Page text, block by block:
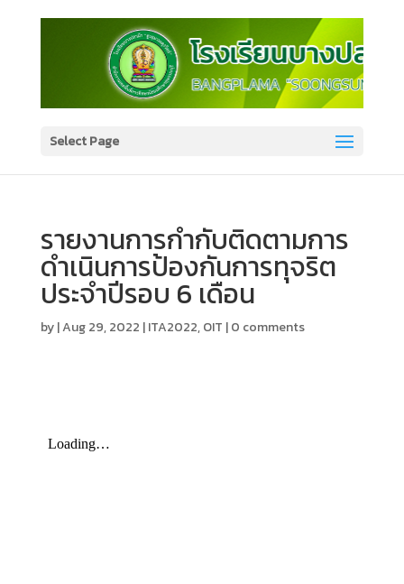
Select Page
รายงานการกำกับติดตามการ
ดำเนินการป้องกันการทุจริต
ประจำปีรอบ 6 เดือน
by|Aug 29, 2022 |ITA2022,OIT |0 comments